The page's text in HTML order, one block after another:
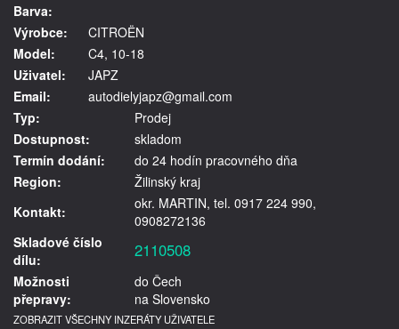
Barva:
Výrobce:
CITROËN
Model:
C4, 10-18
Uživatel:
JAPZ
Email:
autodielyjapz@gmail.com
Typ:
Prodej
Dostupnost:
skladom
Termín dodání:
do 24 hodín pracovného dňa
Region:
Žilinský kraj
Kontakt:
okr. MARTIN, tel. 0917 224 990,
0908272136
Skladové číslo
dílu:
2110508
Možnosti
přepravy:
do Čech
na Slovensko
ZOBRAZIT VŠECHNY INZERÁTY UŽIVATELE